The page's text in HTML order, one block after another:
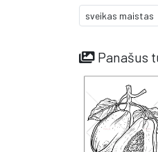
sveikas maistas
Panašus